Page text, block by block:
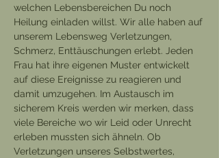
welchen Lebensbereichen Du noch
Heilung einladen willst. Wir alle haben auf
unserem Lebensweg Verletzungen,
Schmerz, Enttäuschungen erlebt. Jeden
Frau hat ihre eigenen Muster entwickelt
auf diese Ereignisse zu reagieren und
damit umzugehen. Im Austausch im
sicherem Kreis werden wir merken, dass
viele Bereiche wo wir Leid oder Unrecht
erleben mussten sich ähneln. Ob
Verletzungen unseres Selbstwertes,